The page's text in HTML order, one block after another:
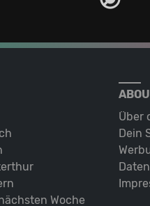
Woche
Über
Dein